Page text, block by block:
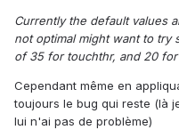
Currently the default values
not optimal might want to try
of 35 for touchthr, and 20
Cependant même en
toujours le bug qui reste (là
lui n'ai pas de problème)